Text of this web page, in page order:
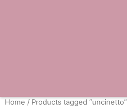
Home / Products tagged “uncinetto”